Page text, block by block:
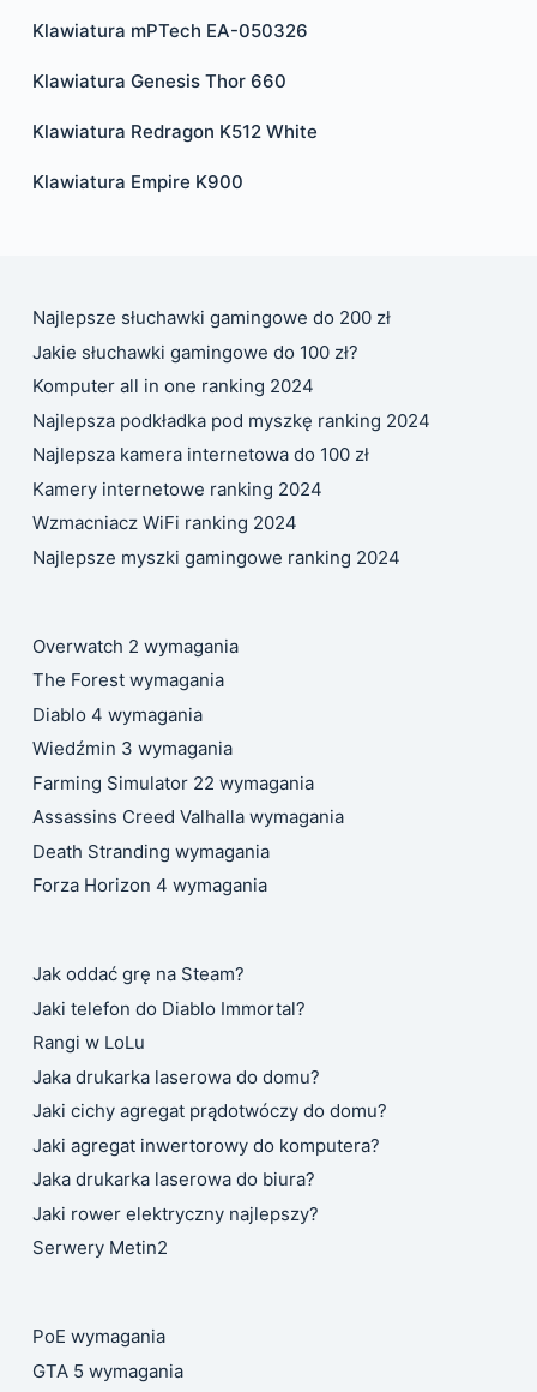
Klawiatura mPTech EA-050326
Klawiatura Genesis Thor 660
Klawiatura Redragon K512 White
Klawiatura Empire K900
Najlepsze słuchawki gamingowe do 200 zł
Jakie słuchawki gamingowe do 100 zł?
Komputer all in one ranking 2024
Najlepsza podkładka pod myszkę ranking 2024
Najlepsza kamera internetowa do 100 zł
Kamery internetowe ranking 2024
Wzmacniacz WiFi ranking 2024
Najlepsze myszki gamingowe ranking 2024
Overwatch 2 wymagania
The Forest wymagania
Diablo 4 wymagania
Wiedźmin 3 wymagania
Farming Simulator 22 wymagania
Assassins Creed Valhalla wymagania
Death Stranding wymagania
Forza Horizon 4 wymagania
Jak oddać grę na Steam?
Jaki telefon do Diablo Immortal?
Rangi w LoLu
Jaka drukarka laserowa do domu?
Jaki cichy agregat prądotwóczy do domu?
Jaki agregat inwertorowy do komputera?
Jaka drukarka laserowa do biura?
Jaki rower elektryczny najlepszy?
Serwery Metin2
PoE wymagania
GTA 5 wymagania